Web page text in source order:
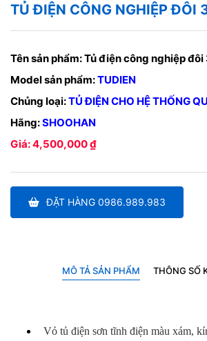
TỦ ĐIỆN CÔNG NGHIỆP ĐÔI
Tên sản phẩm:Tủ điện công nghiệp
Model sản phẩm:TUDIEN
Chủng loại:TỦ ĐIỆN CHO HỆ THỐNG
Hãng:SHOOHAN
Giá: 4,500,000 ₫
ĐẶT HÀNG 0986.989.983
MÔ TẢ SẢN PHẨM THÔNG SỐ
Vỏ tủ điện sơn tĩnh điện màu xám,